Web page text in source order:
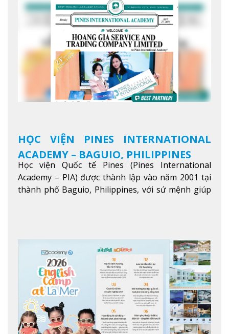
HỌC VIỆN PINES INTERNATIONAL
ACADEMY – BAGUIO, PHILIPPINES
Học viện Quốc tế Pines (Pines International
Academy – PIA) được thành lập vào năm 2001 tại
thành phố Baguio, Philippines, với sứ mệnh giúp